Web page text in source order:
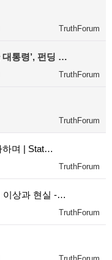
TruthForum
대통령’, 펀딩 …
TruthForum
TruthForum
하며 | Stat…
TruthForum
이상과 현실 -…
TruthForum